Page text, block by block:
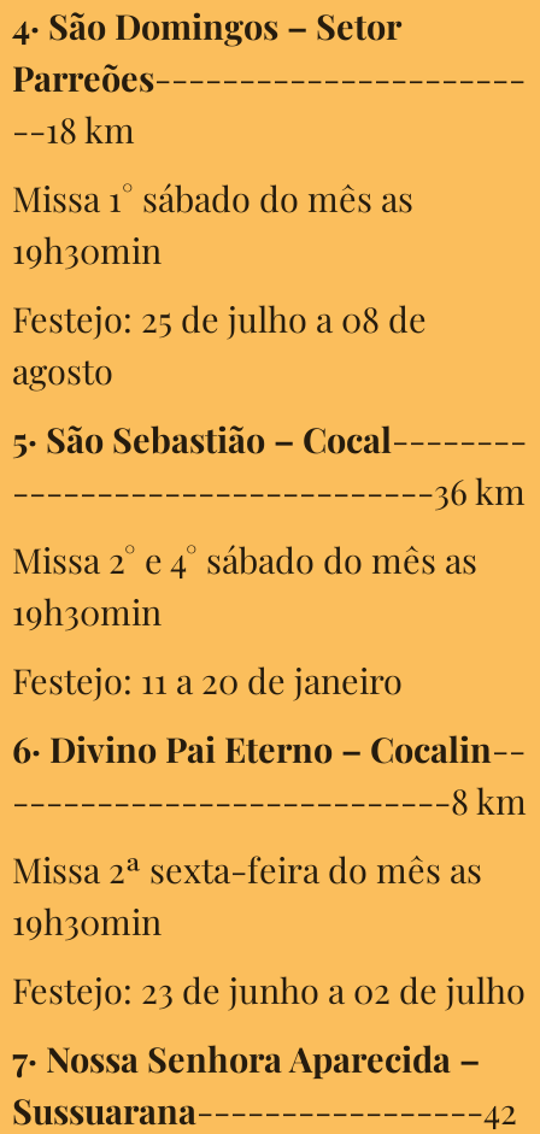
4· São Domingos – Setor
Parreões----------------------
--18 km
Missa 1° sábado do mês as
19h30min
Festejo: 25 de julho a 08 de
agosto
5· São Sebastião – Cocal--------
-------------------------36 km
Missa 2° e 4° sábado do mês as
19h30min
Festejo: 11 a 20 de janeiro
6· Divino Pai Eterno – Cocalin--
--------------------------8 km
Missa 2ª sexta-feira do mês as
19h30min
Festejo: 23 de junho a 02 de julho
7· Nossa Senhora Aparecida –
Sussuarana-----------------42